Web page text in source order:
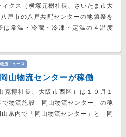
ィクス（横塚元樹社長、さいたま市大
戸市の八戸共配センターの地鎮祭を
は常温・冷蔵・冷凍・定温の４温度
物流ニュース
山物流センターが稼働
克博社長、大阪市西区）は１０月１
で物流施設「岡山物流センター」の稼
県内で「岡山物流センター」と「岡